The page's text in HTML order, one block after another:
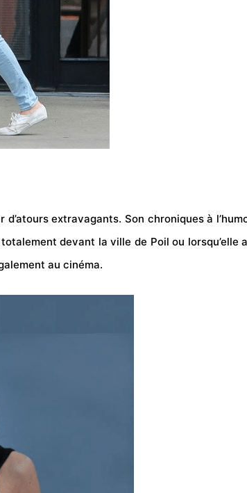
d’atours extravagants. Son chroniques à
devant la ville de Poil ou
au cinéma.